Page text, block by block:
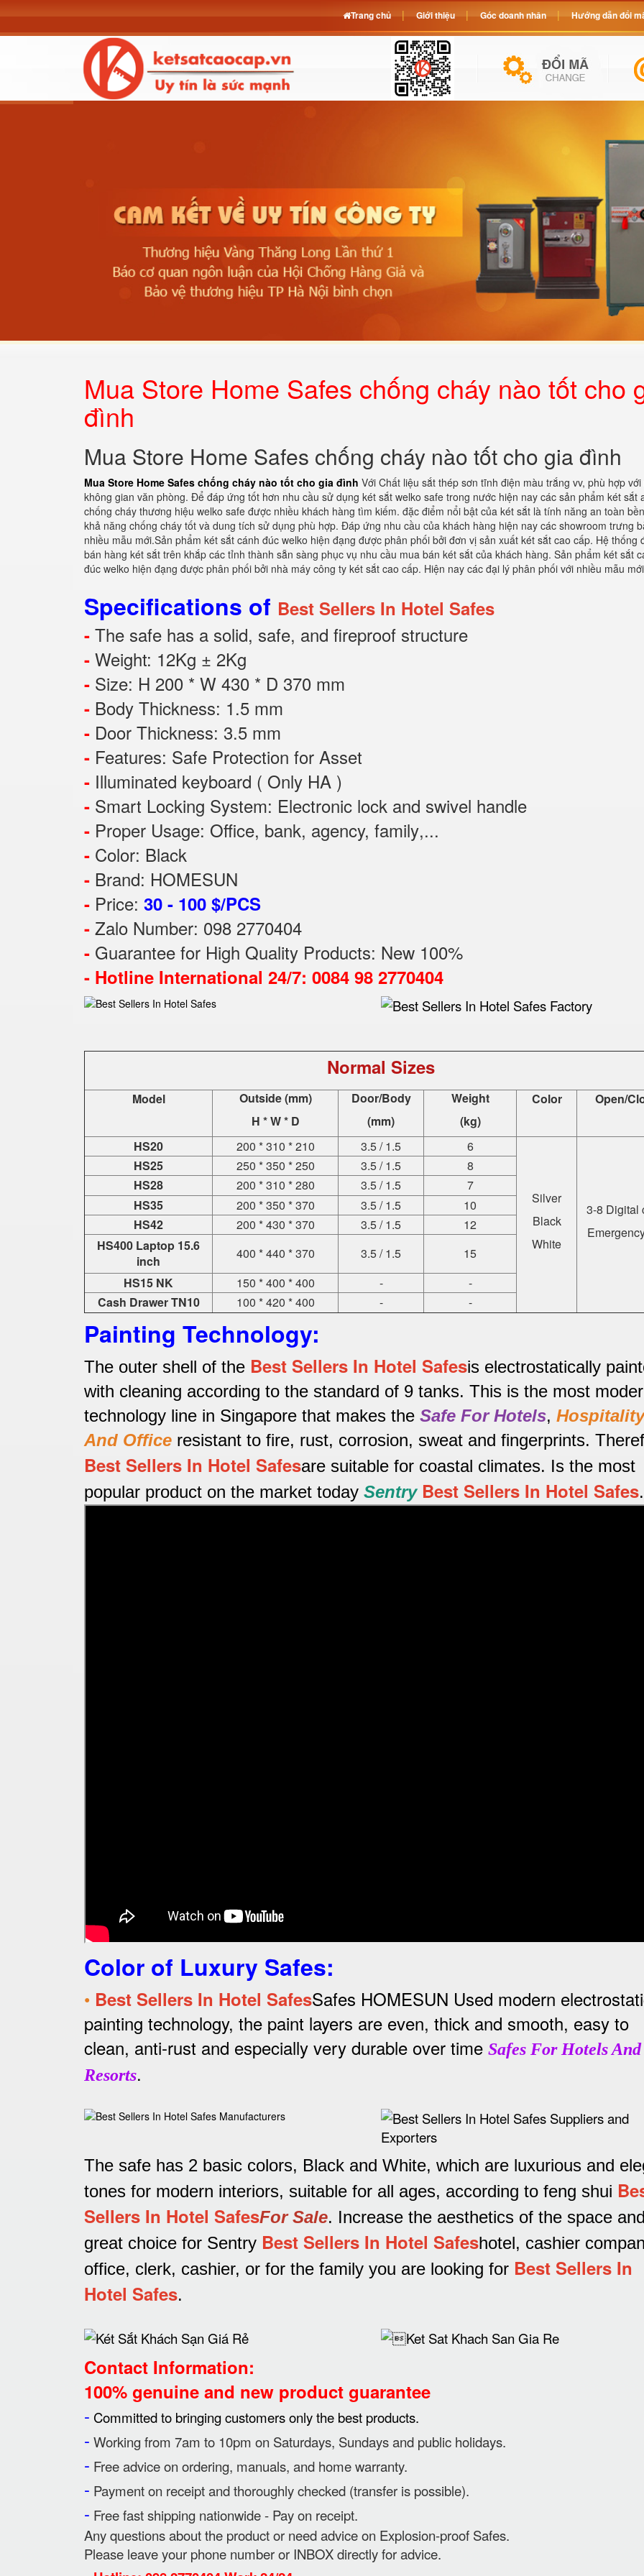
Mua Store Home Safes chống cháy nào tốt cho
đình
Mua Store Home Safes chống cháy nào tốt cho gia đình
Mua Store Home Safes chống cháy nào tốt cho gia đình Với Chất liệu sắt thép sơn tĩnh điện màu trắng vv, phù hợp với
không gian văn phòng. Để đáp ứng tốt hơn nhu cầu sử dụng két sắt welko safe trong nước hiện nay các sản phẩm két sắt
chống cháy thương hiệu welko safe được nhiều khách hàng tìm kiếm. đặc điểm nổi bật của két sắt là tính năng an toàn
khả năng chống cháy tốt và dung tích sử dụng phù hợp. Đáp ứng nhu cầu của khách hàng hiện nay các showroom trưng
nhiều mẫu mới.Sản phẩm két sắt cánh đúc welko hiện đạng được phân phối bởi đơn vị sản xuất két sắt cao cấp. Hệ thống
bán hàng két sắt trên khắp các tỉnh thành sẵn sàng phục vụ nhu cầu mua bán két sắt của khách hàng. Sản phẩm két sắt
đúc welko hiện đạng được phân phối bởi nhà máy công ty két sắt cao cấp. Hiện nay các đại lý phân phối với nhiều mẫu
Specifications of Best Sellers In Hotel Safes
- The safe has a solid, safe, and fireproof structure
- Weight: 12Kg ± 2Kg
- Size: H 200 * W 430 * D 370 mm
- Body Thickness: 1.5 mm
- Door Thickness: 3.5 mm
- Features: Safe Protection for Asset
- Illuminated keyboard ( Only HA )
- Smart Locking System: Electronic lock and swivel handle
- Proper Usage: Office, bank, agency, family,...
- Color: Black
- Brand: HOMESUN
- Price: 30 - 100 $/PCS
- Zalo Number: 098 2770404
- Guarantee for High Quality Products: New 100%
- Hotline International 24/7: 0084 98 2770404
Normal Sizes
Model
Outside (mm)
H * W * D
Door/Body
(mm)
Weight
(kg)
Color Open/
HS20 200 * 310 * 210 3.5 / 1.5 6
Silver
Black
White
3-8 Digital
HS25 250 * 350 * 250 3.5 / 1.5
8
HS28
200 * 310 * 280 3.5 / 1.5
7
HS35
200 * 350 * 370 3.5 / 1.5
10
HS42
200 * 430 * 370 3.5 / 1.5
12
HS400 Laptop 15.6
inch
400 * 440 * 370 3.5 / 1.5
15
HS15 NK
150 * 400 * 400 -
-
Cash Drawer TN10
100 * 420 * 400 - -
Painting Technology:
The outer shell of the Best Sellers In Hotel Safesis electrostatically
with cleaning according to the standard of 9 tanks. This is the most
technology line in Singapore that makes the Safe For Hotels, Hospitality
And Office resistant to fire, rust, corrosion, sweat and fingerprints.
Best Sellers In Hotel Safesare suitable for coastal climates. Is the most
popular product on the market today Sentry Best Sellers In Hotel Safes.
Color of Luxury Safes:
• Best Sellers In Hotel SafesSafes HOMESUN Used modern
painting technology, the paint layers are even, thick and smooth, easy to
clean, anti-rust and especially very durable over time Safes For Hotels And
Resorts.
The safe has 2 basic colors, Black and White, which are luxurious and
tones for modern interiors, suitable for all ages, according to feng shui
Sellers In Hotel SafesFor Sale. Increase the aesthetics of the space
great choice for Sentry Best Sellers In Hotel Safeshotel, cashier
office, clerk, cashier, or for the family you are looking for Best Sellers In
Hotel Safes.
Contact Information:
100% genuine and new product guarantee
- Committed to bringing customers only the best products.
- Working from 7am to 10pm on Saturdays, Sundays and public holidays.
- Free advice on ordering, manuals, and home warranty.
- Payment on receipt and thoroughly checked (transfer is possible).
- Free fast shipping nationwide - Pay on receipt.
Any questions about the product or need advice on Explosion-proof Safes.
Please leave your phone number or INBOX directly for advice.
Trang chủ Giới thiệu Góc doanh nhân Hướng dẫn đổi